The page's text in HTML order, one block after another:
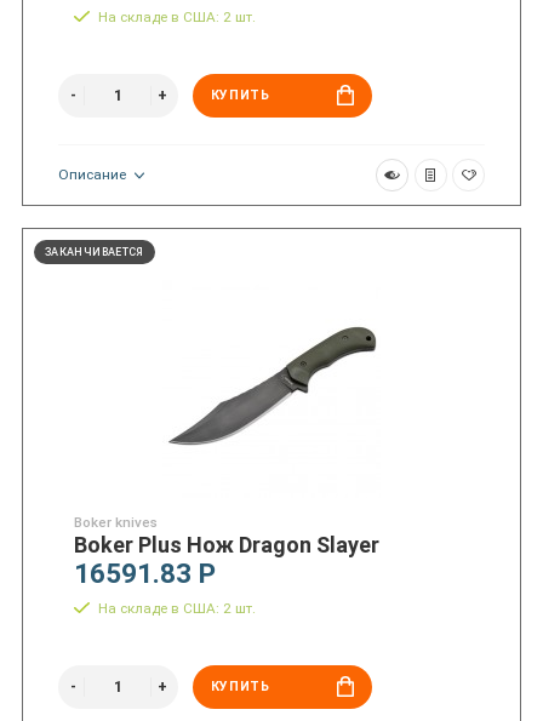
На складе в США: 2 шт.
КУПИТЬ
Описание
ЗАКАНЧИВАЕТСЯ
Boker knives
Boker Plus Нож Dragon Slayer
16591.83 Р
На складе в США: 2 шт.
КУПИТЬ